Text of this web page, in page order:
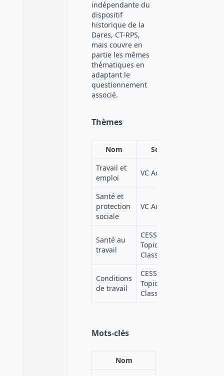
indépendante du
dispositif
historique de la
Dares, CT-RPS,
mais couvre en
partie les mêmes
thématiques en
adaptant le
questionnement
associé.
Thèmes
Nom
Source
Travail et
emploi
VC Adisp
Santé et
protection
sociale
VC Adisp
Santé au
travail
CESSDA
Topic
Classification
Conditions
de travail
CESSDA
Topic
Classification
Mots-clés
Nom